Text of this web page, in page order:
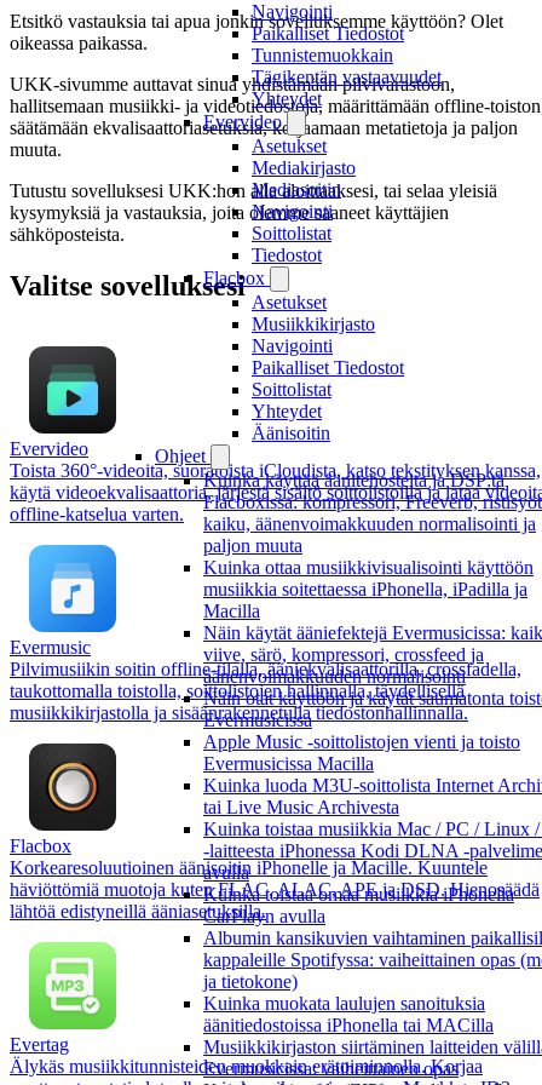
Navigointi
Paikalliset Tiedostot
Tunnistemuokkain
Tägikentän vastaavuudet
Yhteydet
Evervideo
Asetukset
Mediakirjasto
Mediasoitin
Navigointi
Soittolistat
Tiedostot
Flacbox
Asetukset
Musiikkikirjasto
Navigointi
Paikalliset Tiedostot
Soittolistat
Yhteydet
Äänisoitin
Ohjeet
Kuinka käyttää äänitehosteita ja DSP:tä
Flacboxissa: kompressori, Freeverb,
kaiku, äänenvoimakkuuden normalisointi ja
paljon muuta
Kuinka ottaa musiikkivisualisointi käyttöön
musiikkia soitettaessa iPhonella, iPadilla ja
Macilla
Näin käytät ääniefektejä Evermusicissa:
viive, särö, kompressori, crossfeed ja
äänenvoimakkuuden normalisointi
Näin otat käyttöön ja käytät saumatonta
Evermusicissa
Apple Music -soittolistojen vienti ja toisto
Evermusicissa Macilla
Kuinka luoda M3U-soittolista Internet
tai Live Music Archivesta
Kuinka toistaa musiikkia Mac / PC / Linux
-laitteesta iPhonessa Kodi DLNA -
avulla
Kuinka toistaa omaa musiikkia iPhonella
CarPlayn avulla
Albumin kansikuvien vaihtaminen
kappaleille Spotifyssa: vaiheittainen opas
ja tietokone)
Kuinka muokata laulujen sanoituksia
äänitiedostoissa iPhonella tai MACilla
Musiikkikirjaston siirtäminen laitteiden
Evermusicissa: vaiheittainen opas
Etsitkö vastauksia tai apua jonkin sovelluksemme käyttöön? Olet
oikeassa paikassa.
UKK-sivumme auttavat sinua yhdistämään pilvivarastoon,
hallitsemaan musiikki- ja videotiedostoja, määrittämään offline-
säätämään ekvalisaattoriasetuksia, korjaamaan metatietoja ja paljon
muuta.
Tutustu sovelluksesi UKK:hon alla aloittaaksesi, tai selaa yleisiä
kysymyksiä ja vastauksia, joita olemme saaneet käyttäjien
sähköposteista.
Valitse sovelluksesi
Evervideo
Toista 360°-videoita, suoratoista iCloudista, katso tekstityksen kanssa,
käytä videoekvalisaattoria, järjestä sisältö soittolistoilla ja lataa
offline-katselua varten.
Evermusic
Pilvimusiikin soitin offline-tilalla, ääniekvalisaattorilla, crossfadella,
taukottomalla toistolla, soittolistojen hallinnalla, täydellisellä
musiikkikirjastolla ja sisäänrakennetulla tiedostonhallinnalla.
Flacbox
Korkearesoluutioinen äänisoitin iPhonelle ja Macille. Kuuntele
häviöttömiä muotoja kuten FLAC, ALAC, APE ja DSD. Hienosäädä
lähtöä edistyneillä ääniasetuksilla.
Evertag
Älykäs musiikkitunnisteiden muokkain erätoiminnolla. Korjaa